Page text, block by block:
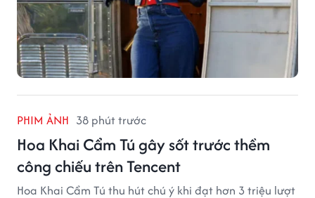
PHIM ẢNH 38 phút trước
Hoa Khai Cẩm Tú gây sốt trước thềm
công chiếu trên Tencent
Hoa Khai Cẩm Tú thu hút chú ý khi đạt hơn 3 triệu lượt